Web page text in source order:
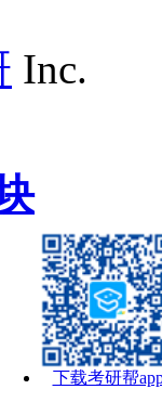
Inc.
下载考研帮